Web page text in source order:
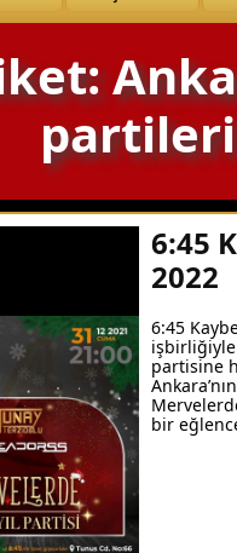
6:45
2022
6:45
işbirliğiyle
partisine
bir